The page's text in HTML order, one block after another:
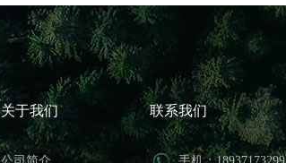
关于我们 联系我们